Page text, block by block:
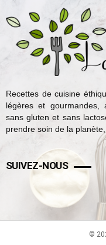
Recettes de cuisine
légères et gourmandes,
sans gluten et sans
prendre soin de la
SUIVEZ-NOUS
©